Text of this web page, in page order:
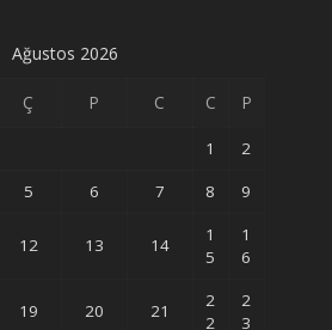
Ağustos 2026
Ç P C C P
1
2
5 6 7 8 9
12 13 14
1
5
1
6
19 20 21
2
2
2
3